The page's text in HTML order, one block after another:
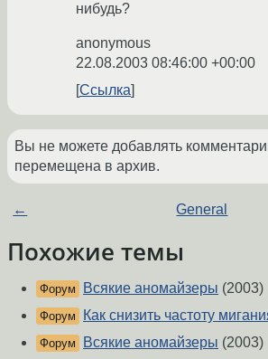
нибудь?
anonymous
22.08.2003 08:46:00 +00:00
Ссылка
Вы не можете добавлять
перемещена в архив.
← General
Похожие темы
Форум Всякие аномайзеры (2003)
Форум Как снизить частоту
Форум Всякие аномайзеры (2003)